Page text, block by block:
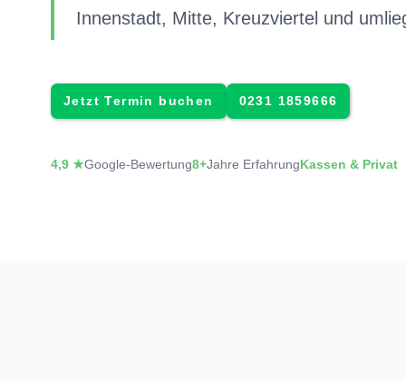
Innenstadt, Mitte, Kreuzviertel und
Jetzt Termin buchen 0231 1859666
4,9 ★Google-Bewertung8+Jahre ErfahrungKassen & Privat